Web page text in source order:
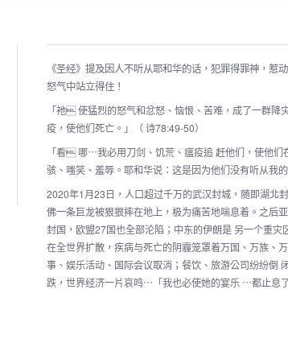
《圣经》提及因人不听从耶和华的话，犯罪得罪神，
怒气中站立得住！
「祂 使猛烈的怒气和忿怒、恼恨、苦难，成了一群
疫，使他们死亡。」（ 诗78:49-50）
「看 哪⋯我必用刀剑、饥荒、瘟疫追 赶他们，使他
骇、嗤笑、羞辱。耶和华说：这是因为他们没有听从我
2020年1月23日，人口超过千万的武汉封城，随即湖北
佛一条巨龙被狠狠摔在地上，极为痛苦地喘息着。之后
封国，欧盟27国也全部沦陷；中东的伊朗是 另一个重
在全世界扩散，疾病与死亡的阴霾笼罩着万国、万族、
事、娱乐活动、国际会议取消；餐饮、旅游公司纷纷倒
跌，世界经济一片哀鸣⋯「我也必使她的宴乐 ⋯都止息了